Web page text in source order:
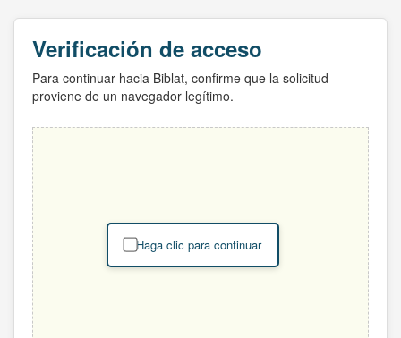
Verificación de acceso
Para continuar hacia Biblat, confirme que la solicitud
proviene de un navegador legítimo.
Haga clic para continuar